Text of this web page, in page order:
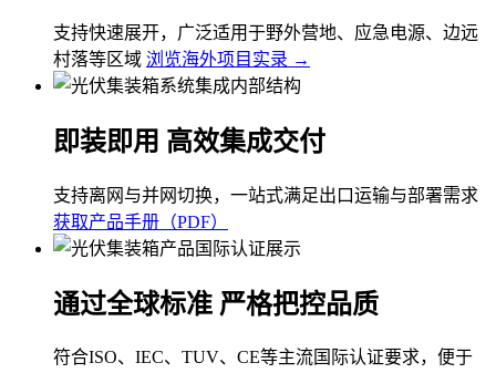
支持快速展开，广泛适用于野外营地、应急电源、边远
村落等区域 浏览海外项目实录 →
即装即用 高效集成交付
支持离网与并网切换，一站式满足出口运输与部署需求
获取产品手册（PDF）
通过全球标准 严格把控品质
符合ISO、IEC、TUV、CE等主流国际认证要求，便于